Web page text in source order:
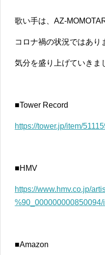
歌い手は、AZ-
コロナ禍の状況ではあり
気分を盛り上げていきま
■Tower Record
https://tower.jp/item/
■HMV
https://www.hmv.co.jp/
■Amazon